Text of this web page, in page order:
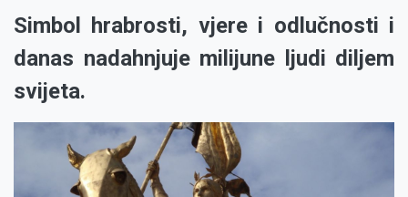
Simbol hrabrosti, vjere i odlučnosti i
danas nadahnjuje milijune ljudi diljem
svijeta.